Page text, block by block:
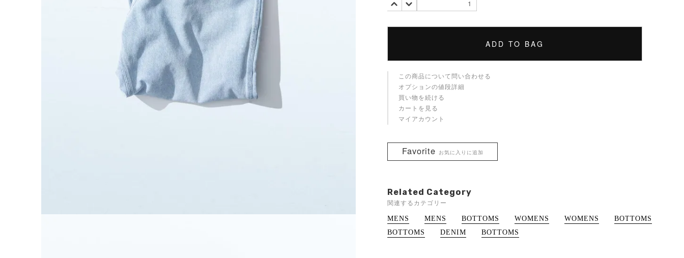
ADD TO BAG
この商品について問い合わせる
オプションの値段詳細
買い物を続ける
カートを見る
マイアカウント
Favorite お気に入りに追加
Related Category
関連するカテゴリー
MENS MENS BOTTOMS WOMENS WOMENS
BOTTOMS
BOTTOMS
DENIM BOTTOMS